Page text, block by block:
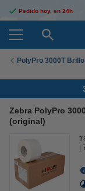
Pedido hoy, en 24h
PolyPro 3000T Brillo
Zebra PolyPro
(original)